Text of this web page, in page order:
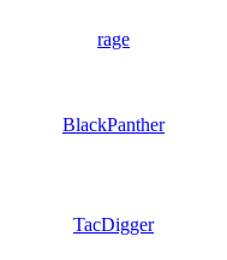
rage
BlackPanther
TacDigger